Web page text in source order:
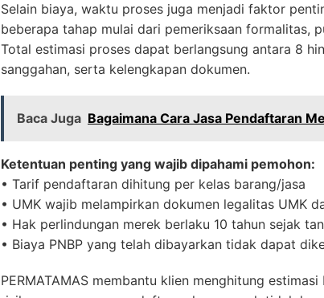
Selain biaya, waktu proses juga menjadi faktor
beberapa tahap mulai dari pemeriksaan formalitas,
Total estimasi proses dapat berlangsung antara 8
sanggahan, serta kelengkapan dokumen.
Baca Juga Bagaimana Cara Jasa Pendaftaran
Ketentuan penting yang wajib dipahami pemohon:
• Tarif pendaftaran dihitung per kelas barang/jasa
• UMK wajib melampirkan dokumen legalitas UMK
• Hak perlindungan merek berlaku 10 tahun sejak
• Biaya PNBP yang telah dibayarkan tidak dapat
PERMATAMAS membantu klien menghitung